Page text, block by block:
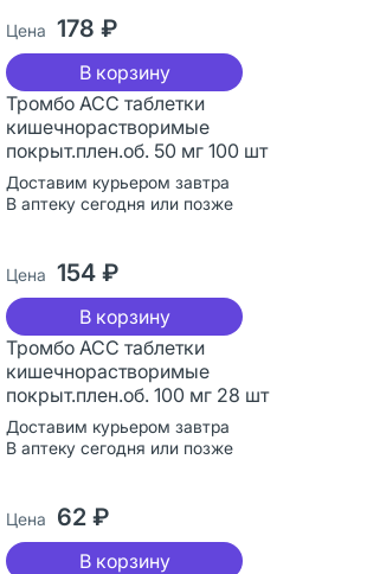
Цена 178 ₽
В корзину
Тромбо АСС таблетки
кишечнорастворимые
покрыт.плен.об. 50 мг 100 шт
Доставим курьером завтра
В аптеку сегодня или позже
Цена 154 ₽
В корзину
Тромбо АСС таблетки
кишечнорастворимые
покрыт.плен.об. 100 мг 28 шт
Доставим курьером завтра
В аптеку сегодня или позже
Цена 62 ₽
В корзину